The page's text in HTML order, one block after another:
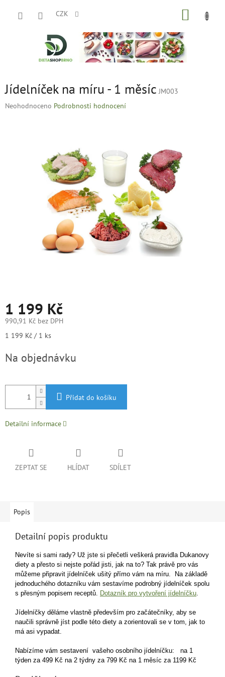
CZK
Jídelníček na míru - 1 měsíc JM003
Průměrné
Neohodnoceno Podrobnosti hodnocení
1 199 Kč
990,91 Kč bez DPH
Měrná
1 199 Kč / 1 ks
Na objednávku
Přidat do košíku
Detailní informace
ZEPTAT SE HLÍDAT SDÍLET
Popis
Detailní popis produktu
Nevíte si sami rady? Už jste si přečetli veškerá pravidla Dukanovy
diety a přesto si nejste pořád jisti, jak na to? Tak právě pro vás
můžeme připravit jídelníček ušitý přímo vám na míru.
Na základě
jednoduchého dotazníku vám sestavíme podrobný jídelníček spolu
s přesným popisem receptů. Dotazník pro vytvoření jídelníčku.
Jídelníčky děláme vlastně především pro začátečníky, aby se
naučili správně jíst podle této diety a zorientovali se v tom, jak to
má asi vypadat.
Nabízíme vám sestavení vašeho osobního jídelníčku:
na 1
týden za 499 Kč na 2 týdny za 799 Kč na 1 měsíc za 1199 Kč